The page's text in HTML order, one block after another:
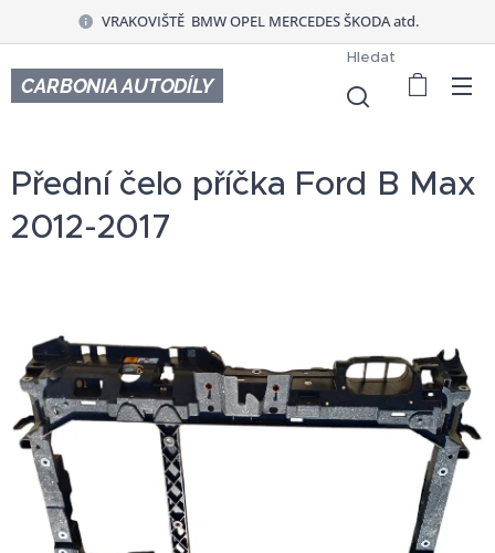
VRAKOVIŠTĚ BMW OPEL MERCEDES ŠKODA atd.
CARBONIA AUTODÍLY
Hledat
Přední čelo příčka Ford B Max
2012-2017